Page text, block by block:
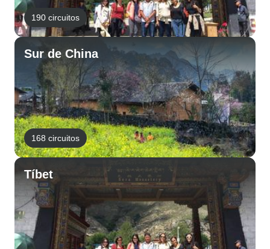
190 circuitos
Sur de China
168 circuitos
Tíbet